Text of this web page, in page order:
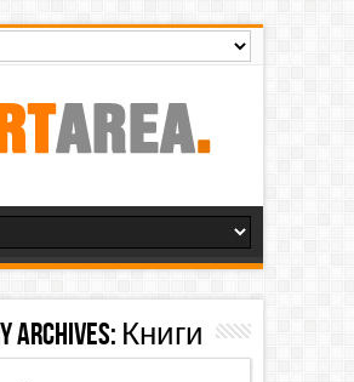
Archives: Книги